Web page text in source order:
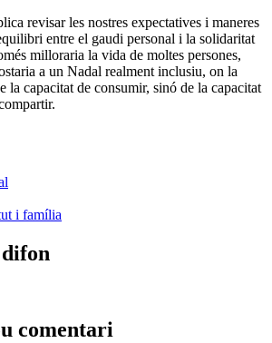
revisar les nostres expectatives i maneres
entre el gaudi personal i la solidaritat
milloraria la vida de moltes persones,
a un Nadal realment inclusiu, on la
la capacitat de consumir, sinó de la capacitat
i família
comentari